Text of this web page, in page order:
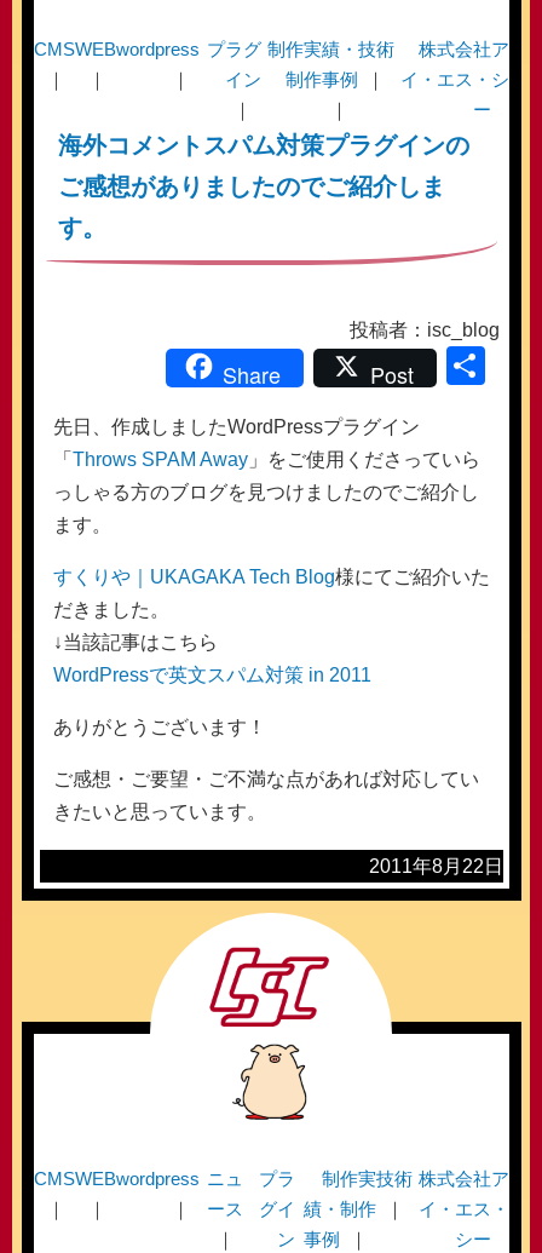
CMSWEBwordpress プラグ
イン
制作実績・
制作事例
技術
株式会社ア
イ・エス・シ
ー
海外コメントスパム対策プラグインの
ご感想がありましたのでご紹介しま
す。
投稿者：isc_blog
Share Post
共
先日、作成しましたWordPressプラグイン
「 Throws SPAM Away」をご使用くださっていら
っしゃる方のブログを見つけましたのでご紹介し
ます。
すくりや｜UKAGAKA Tech Blog様にてご紹介いた
だきました。
↓当該記事はこちら
WordPressで英文スパム対策 in 2011
ありがとうございます！
ご感想・ご要望・ご不満な点があれば対応してい
きたいと思っています。
2011年8月22日
CMSWEBwordpress ニュ
ース
プラ
グイ
ン
制作実
績・制作
事例
技術 株式会社ア
イ・エス・
シー